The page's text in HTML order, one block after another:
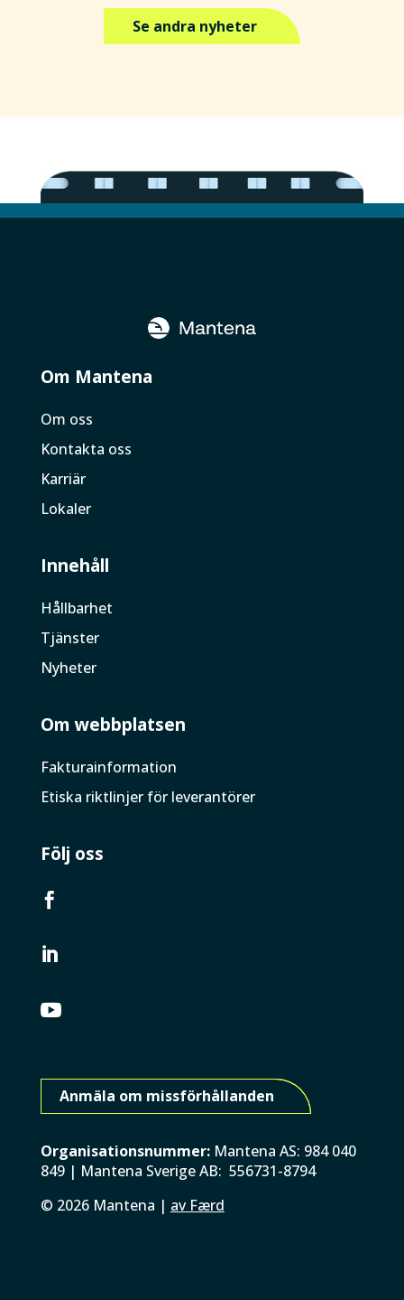
Se andra nyheter
Om Mantena
Om oss
Kontakta oss
Karriär
Lokaler
Innehåll
Hållbarhet
Tjänster
Nyheter
Om webbplatsen
Faktura­information
Etiska riktlinjer för leverantörer
Följ oss



Anmäla om missförhållanden
Organisationsnummer: Mantena AS: 984 040
849 | Mantena Sverige AB: 556731-8794
© 2026Mantena | av Færd